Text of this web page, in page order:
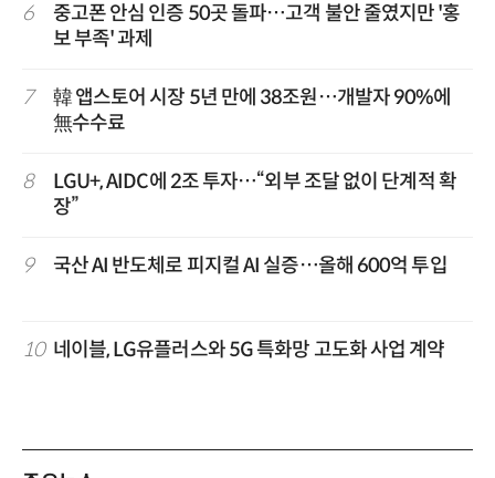
6
중고폰 안심 인증 50곳 돌파…고객 불안 줄였지만 '홍
보 부족' 과제
7
韓 앱스토어 시장 5년 만에 38조원…개발자 90%에
無수수료
8
LGU+, AIDC에 2조 투자…“외부 조달 없이 단계적 확
장”
9 국산 AI 반도체로 피지컬 AI 실증…올해 600억 투입
10 네이블, LG유플러스와 5G 특화망 고도화 사업 계약